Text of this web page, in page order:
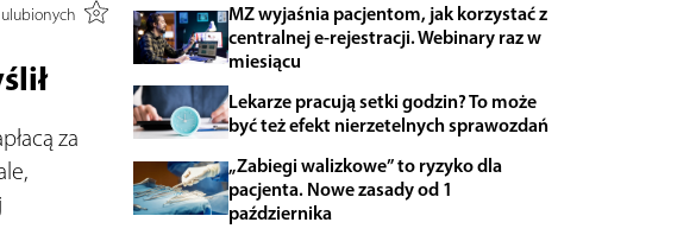
za
MZ wyjaśnia pacjentom, jak korzystać z
centralnej e-rejestracji. Webinary raz w
miesiącu
Lekarze pracują setki godzin? To może
być też efekt nierzetelnych sprawozdań
„Zabiegi walizkowe” to ryzyko dla
pacjenta. Nowe zasady od 1
października